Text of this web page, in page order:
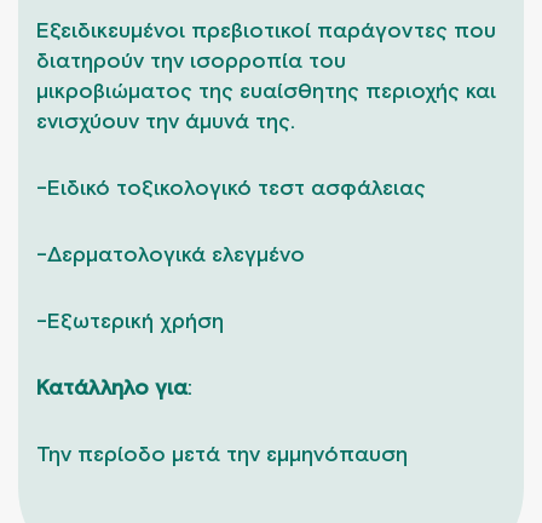
Εξειδικευμένοι πρεβιοτικοί παράγοντες που
διατηρούν την ισορροπία του
μικροβιώματος της ευαίσθητης περιοχής και
ενισχύουν την άμυνά της.
-Ειδικό τοξικολογικό τεστ ασφάλειας
-Δερματολογικά ελεγμένο
-Εξωτερική χρήση
Κατάλληλο για:
Την περίοδο μετά την εμμηνόπαυση